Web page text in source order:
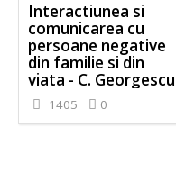
Interactiunea si
comunicarea cu
persoane negative
din familie si din
viata - C. Georgescu
1405 0